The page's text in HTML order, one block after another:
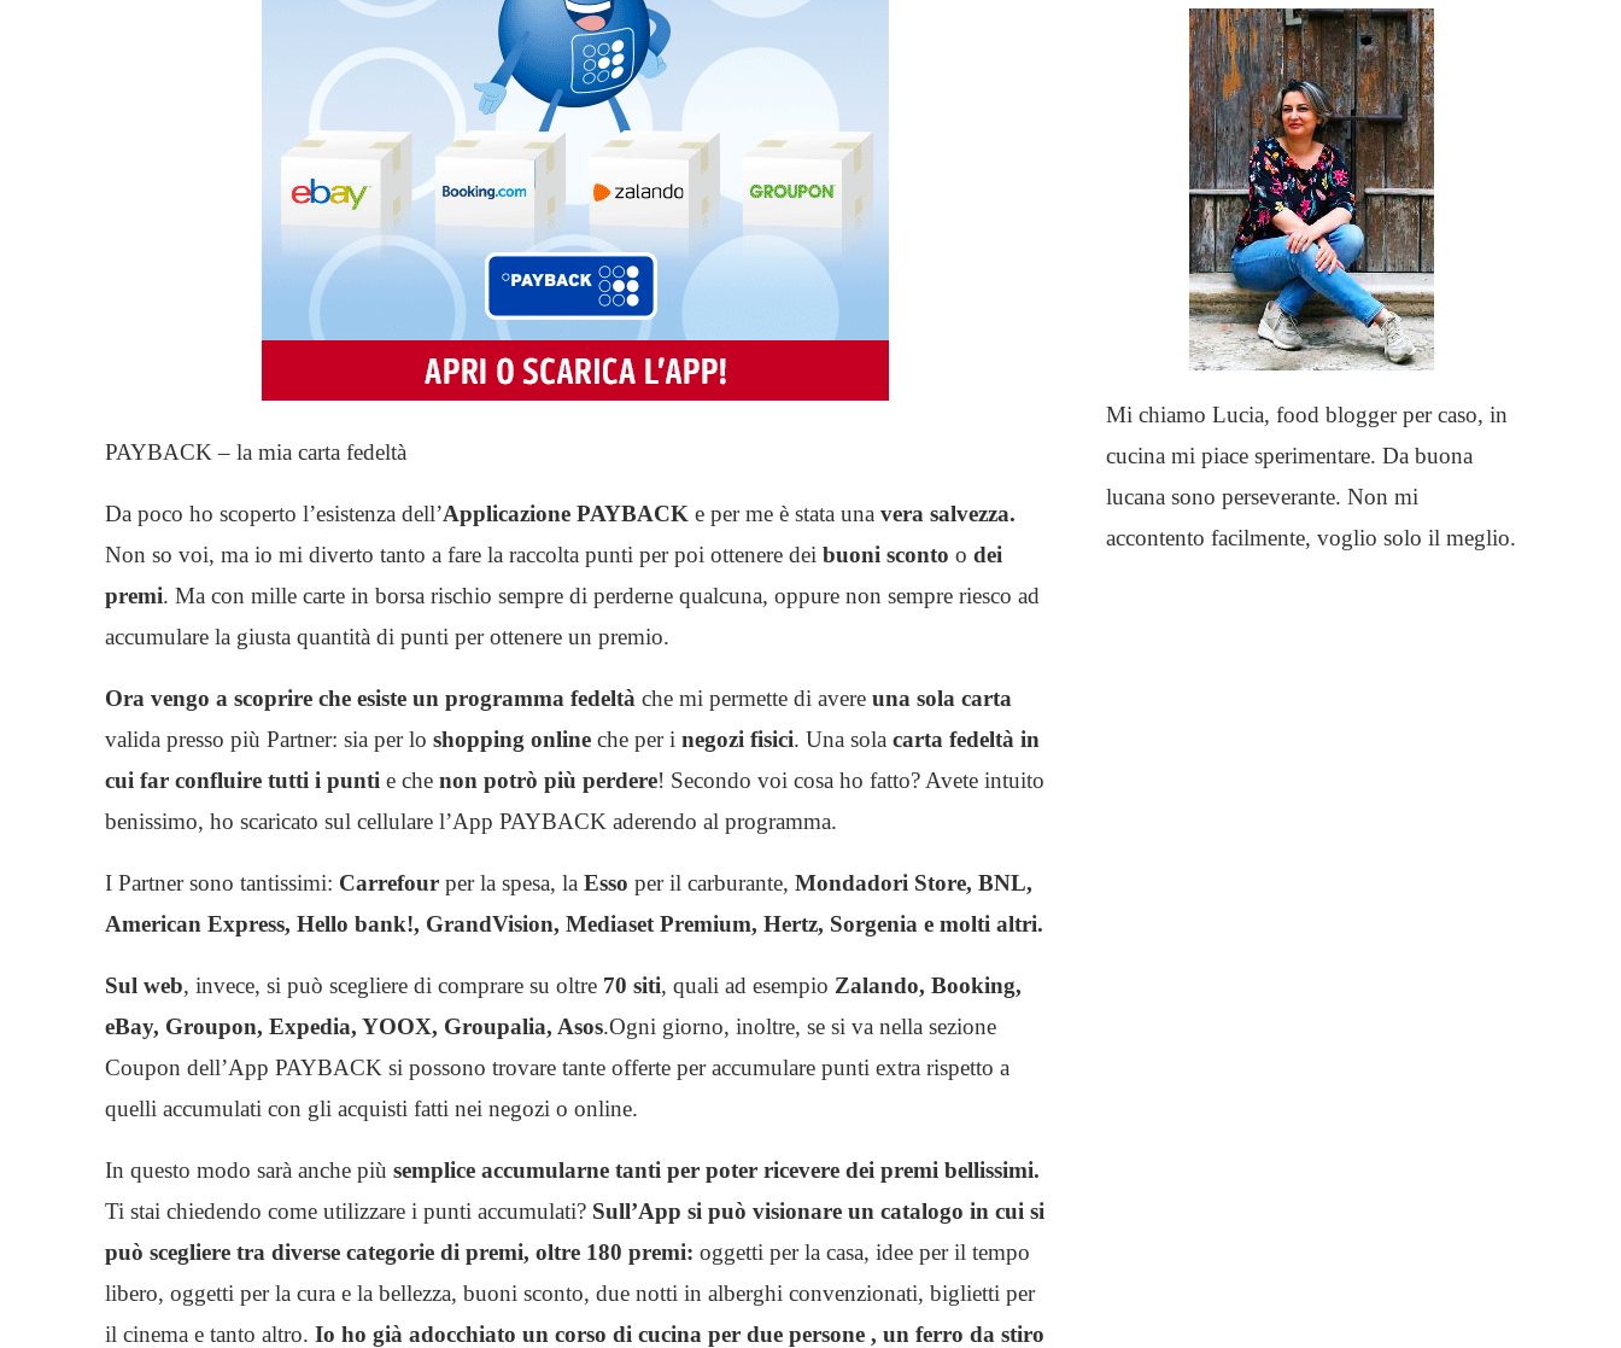
PAYBACK – la mia carta fedeltà
Da poco ho scoperto l’esistenza dell’Applicazione PAYBACK e per me è stata una vera salvezza.
Non so voi, ma io mi diverto tanto a fare la raccolta punti per poi ottenere dei buoni sconto o dei
premi. Ma con mille carte in borsa rischio sempre di perderne qualcuna, oppure non sempre riesco ad
accumulare la giusta quantità di punti per ottenere un premio.
Ora vengo a scoprire che esiste un programma fedeltà che mi permette di avere una sola carta
valida presso più Partner: sia per lo shopping online che per i negozi fisici. Una sola carta fedeltà in
cui far confluire tutti i punti e che non potrò più perdere! Secondo voi cosa ho fatto? Avete intuito
benissimo, ho scaricato sul cellulare l’App PAYBACK aderendo al programma.
I Partner sono tantissimi: Carrefour per la spesa, la Esso per il carburante, Mondadori Store, BNL,
American Express, Hello bank!, GrandVision, Mediaset Premium, Hertz, Sorgenia e molti altri.
Sul web, invece, si può scegliere di comprare su oltre 70 siti, quali ad esempio Zalando, Booking,
eBay, Groupon, Expedia, YOOX, Groupalia, Asos.Ogni giorno, inoltre, se si va nella sezione
Coupon dell’App PAYBACK si possono trovare tante offerte per accumulare punti extra rispetto a
quelli accumulati con gli acquisti fatti nei negozi o online.
In questo modo sarà anche più semplice accumularne tanti per poter ricevere dei premi bellissimi.
Ti stai chiedendo come utilizzare i punti accumulati? Sull’App si può visionare un catalogo in cui si
può scegliere tra diverse categorie di premi, oltre 180 premi: oggetti per la casa, idee per il tempo
libero, oggetti per la cura e la bellezza, buoni sconto, due notti in alberghi convenzionati, biglietti per
il cinema e tanto altro. Io ho già adocchiato un corso di cucina per due persone , un ferro da stiro
Mi chiamo Lucia, food blogger per caso, in
cucina mi piace sperimentare. Da buona
lucana sono perseverante. Non mi
accontento facilmente, voglio solo il meglio.